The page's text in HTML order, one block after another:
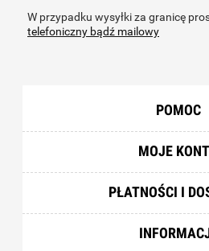
W przypadku wysyłki za granicę
telefoniczny bądź mailowy
POMOC
MOJE
PŁATNOŚCI I